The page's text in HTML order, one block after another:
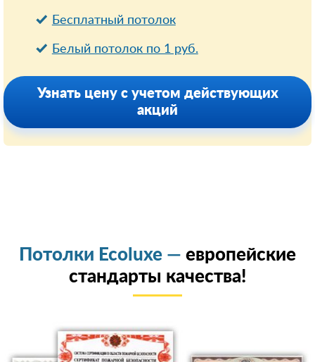
Бесплатный потолок
Белый потолок по 1 руб.
Узнать цену с учетом действующих
акций
Потолки Ecoluxe — европейские
стандарты качества!